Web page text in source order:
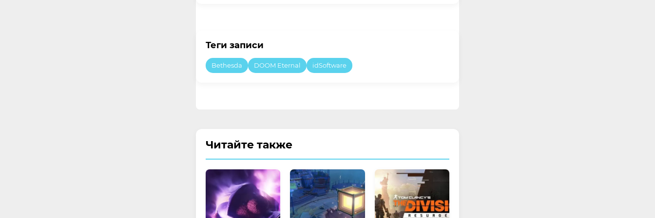
Теги записи
Bethesda DOOM Eternal idSoftware
Читайте также